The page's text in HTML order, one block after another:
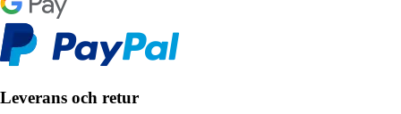
Leverans och retur